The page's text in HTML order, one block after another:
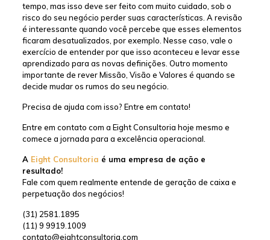
tempo, mas isso deve ser feito com muito cuidado, sob o
risco do seu negócio perder suas características. A revisão
é interessante quando você percebe que esses elementos
ficaram desatualizados, por exemplo. Nesse caso, vale o
exercício de entender por que isso aconteceu e levar esse
aprendizado para as novas definições. Outro momento
importante de rever Missão, Visão e Valores é quando se
decide mudar os rumos do seu negócio.
Precisa de ajuda com isso? Entre em contato!
Entre em contato com a Eight Consultoria hoje mesmo e
comece a jornada para a excelência operacional.
A Eight Consultoria é uma empresa de ação e
resultado!
Fale com quem realmente entende de geração de caixa e
perpetuação dos negócios!
(31) 2581.1895
(11) 9 9919.1009
contato@eightconsultoria.com